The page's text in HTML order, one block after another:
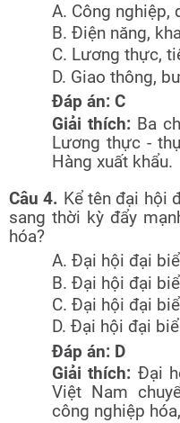
A. Công nghiệp,
B. Điện năng,
C. Lương thực,
D. Giao thông,
Đáp án: C
Giải thích: Ba
Lương thực -
Hàng xuất khẩu.
Câu 4. Kể tên đại hội
sang thời kỳ đẩy
hóa?
A. Đại hội đại
B. Đại hội đại
C. Đại hội đại
D. Đại hội đại
Đáp án: D
Giải thích: Đại
Việt Nam
công nghiệp